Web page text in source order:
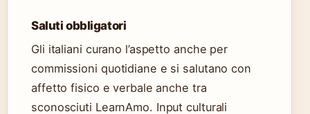
Saluti obbligatori
Gli italiani curano l’aspetto anche per
commissioni quotidiane e si salutano con
affetto fisico e verbale anche tra
sconosciuti LearnAmo. Input culturali